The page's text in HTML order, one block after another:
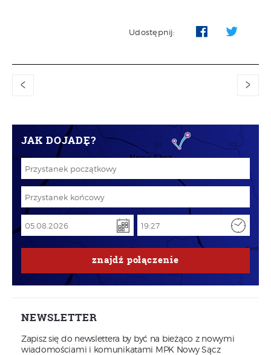
Udostępnij:
< >
JAK DOJADĘ?
znajdź połączenie
NEWSLETTER
Zapisz się do newslettera by być na bieżąco z nowymi
wiadomościami i komunikatami MPK Nowy Sącz